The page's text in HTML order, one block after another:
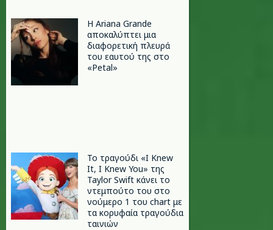
Η Ariana Grande
αποκαλύπτει μια
διαφορετική πλευρά
του εαυτού της στο
«Petal»
Το τραγούδι «I Knew
It, I Knew You» της
Taylor Swift κάνει το
ντεμπούτο του στο
νούμερο 1 του chart με
τα κορυφαία τραγούδια
ταινιών